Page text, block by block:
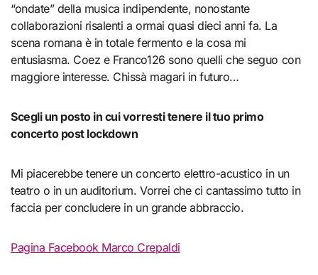
“ondate” della musica indipendente, nonostante
collaborazioni risalenti a ormai quasi dieci anni fa. La
scena romana è in totale fermento e la cosa mi
entusiasma. Coez e Franco126 sono quelli che seguo con
maggiore interesse. Chissà magari in futuro…
Scegli un posto in cui vorresti tenere il tuo primo
concerto post lockdown
Mi piacerebbe tenere un concerto elettro-acustico in un
teatro o in un auditorium. Vorrei che ci cantassimo tutto in
faccia per concludere in un grande abbraccio.
Pagina Facebook Marco Crepaldi